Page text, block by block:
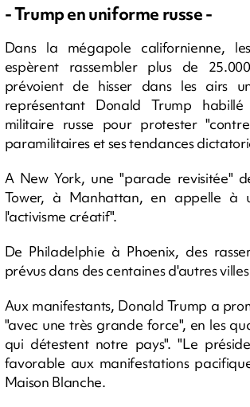
- Trump en uniforme russe -
Dans la mégapole californienne,
espèrent rassembler plus de
prévoient de hisser dans les airs
représentant Donald Trump
militaire russe pour protester
paramilitaires et ses tendances
A New York, une "parade revisitée"
Tower, à Manhattan, en appelle à
l'activisme créatif".
De Philadelphie à Phoenix, des
prévus dans des centaines d'autres
Aux manifestants, Donald Trump a
"avec une très grande force", en les
qui détestent notre pays". "Le
favorable aux manifestations
Maison Blanche.